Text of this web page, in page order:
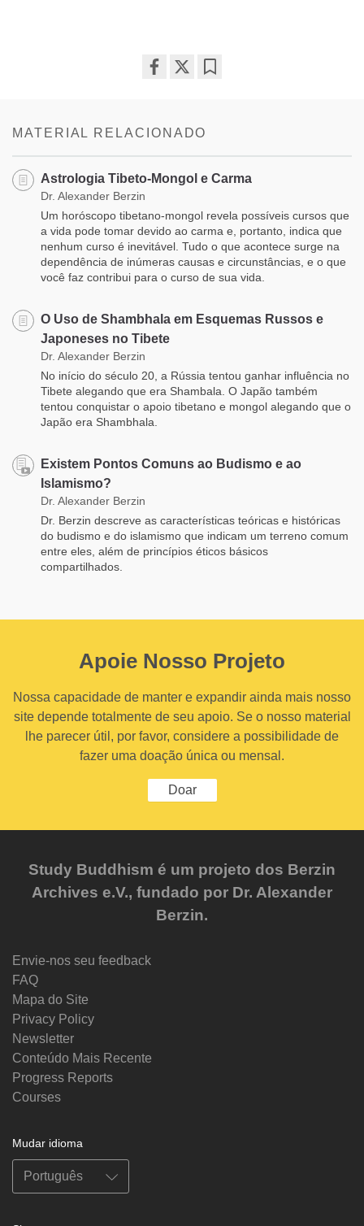
MATERIAL RELACIONADO
Astrologia Tibeto-Mongol e Carma
Dr. Alexander Berzin
Um horóscopo tibetano-mongol revela possíveis cursos que
a vida pode tomar devido ao carma e, portanto, indica que
nenhum curso é inevitável. Tudo o que acontece surge na
dependência de inúmeras causas e circunstâncias, e o que
você faz contribui para o curso de sua vida.
O Uso de Shambhala em Esquemas Russos e
Japoneses no Tibete
Dr. Alexander Berzin
No início do século 20, a Rússia tentou ganhar influência no
Tibete alegando que era Shambala. O Japão também
tentou conquistar o apoio tibetano e mongol alegando que o
Japão era Shambhala.
Existem Pontos Comuns ao Budismo e ao
Islamismo?
Dr. Alexander Berzin
Dr. Berzin descreve as características teóricas e históricas
do budismo e do islamismo que indicam um terreno comum
entre eles, além de princípios éticos básicos
compartilhados.
Apoie Nosso Projeto
Nossa capacidade de manter e expandir ainda mais nosso
site depende totalmente de seu apoio. Se o nosso material
lhe parecer útil, por favor, considere a possibilidade de
fazer uma doação única ou mensal.
Doar
Study Buddhism é um projeto dos Berzin
Archives e.V., fundado por Dr. Alexander
Berzin.
Envie-nos seu feedback
FAQ
Mapa do Site
Privacy Policy
Newsletter
Conteúdo Mais Recente
Progress Reports
Courses
Mudar idioma